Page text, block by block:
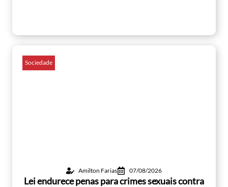
Sociedade
Amilton Farias 07/08/2026
Lei endurece penas para crimes sexuais contra